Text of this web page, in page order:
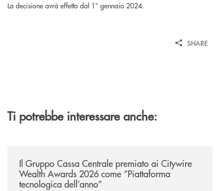
La decisione avrà effetto dal 1° gennaio 2024.
SHARE
Ti potrebbe interessare anche:
Il Gruppo Cassa Centrale premiato ai Citywire
Wealth Awards 2026 come “Piattaforma
tecnologica dell’anno”